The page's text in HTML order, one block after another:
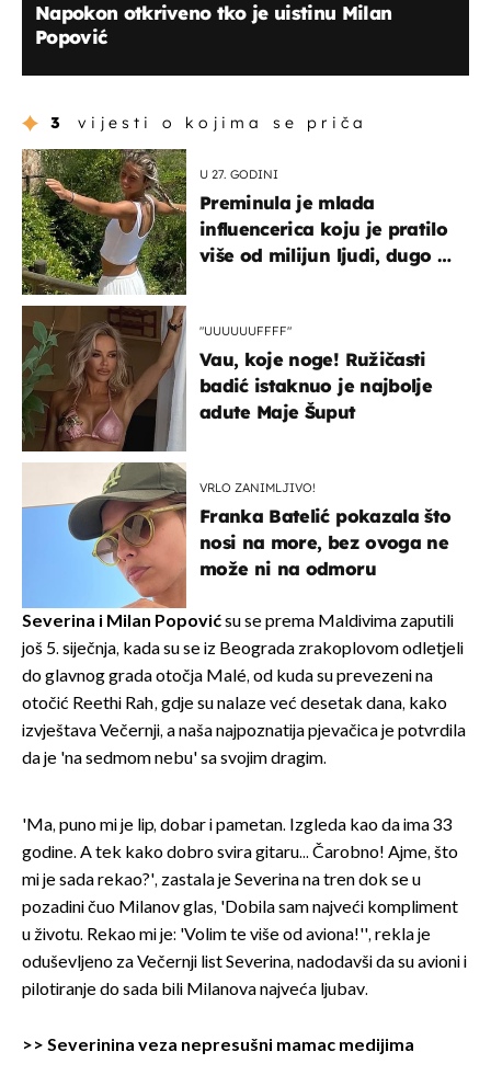
Napokon otkriveno tko je uistinu Milan
Popović
3 vijesti o kojima se priča
U 27. GODINI
Preminula je mlada
influencerica koju je pratilo
više od milijun ljudi, dugo se
"UUUUUUFFFF"
Vau, koje noge! Ružičasti
badić istaknuo je najbolje
adute Maje Šuput
VRLO ZANIMLJIVO!
Franka Batelić pokazala što
nosi na more, bez ovoga ne
može ni na odmoru
Severina i Milan Popovićsu se prema Maldivima zaputili
još 5. siječnja, kada su se iz Beograda zrakoplovom odletjeli
do glavnog grada otočja Malé, od kuda su prevezeni na
otočić Reethi Rah, gdje su nalaze već desetak dana, kako
izvještava Večernji, a naša najpoznatija pjevačica je potvrdila
da je 'na sedmom nebu' sa svojim dragim.
'Ma, puno mi je lip, dobar i pametan. Izgleda kao da ima 33
godine. A tek kako dobro svira gitaru... Čarobno! Ajme, što
mi je sada rekao?', zastala je Severina na tren dok se u
pozadini čuo Milanov glas, 'Dobila sam najveći kompliment
u životu. Rekao mi je: 'Volim te više od aviona!'', rekla je
oduševljeno za Večernji list Severina, nadodavši da su avioni i
pilotiranje do sada bili Milanova najveća ljubav.
>> Severinina veza nepresušni mamac medijima